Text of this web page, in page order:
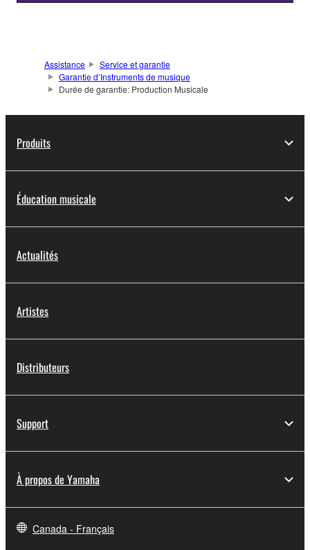
Assistance
Service et garantie
Garantie d’Instruments de musique
Durée de garantie: Production Musicale
Produits
Éducation musicale
Actualités
Artistes
Distributeurs
Support
À propos de Yamaha
Canada - Français